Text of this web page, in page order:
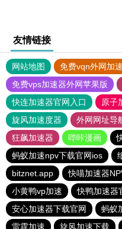
友情链接
网站地图 免费vqn外网加速
免费vps加速器外网苹果版
快连加速器官网入口
原子
旋风加速度器
外网网址导
狂飙加速器
哔咔漫画
蚂蚁加速npv下载官网ios
bitznet.app
快喵加速器
小黄鸭vp加速
快鸭加速器
安心加速器下载官网
蚂蚁
雷霆加速
旋风加速下载